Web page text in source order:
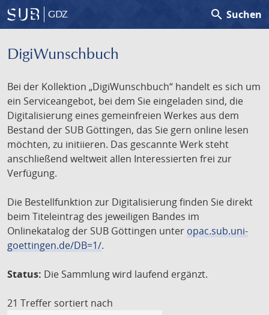
GDZ search Suchen
DigiWunschbuch
Bei der Kollektion „DigiWunschbuch“ handelt es sich um
ein Serviceangebot, bei dem Sie eingeladen sind, die
Digitalisierung eines gemeinfreien Werkes aus dem
Bestand der SUB Göttingen, das Sie gern online lesen
möchten, zu initiieren. Das gescannte Werk steht
anschließend weltweit allen Interessierten frei zur
Verfügung.
Die Bestellfunktion zur Digitalisierung finden Sie direkt
beim Titeleintrag des jeweiligen Bandes im
Onlinekatalog der SUB Göttingen unter opac.sub.uni-
goettingen.de/DB=1/.
Status: Die Sammlung wird laufend ergänzt.
21 Treffer sortiert nach